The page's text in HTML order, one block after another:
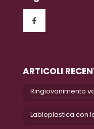
ARTICOLI
Ringiovanimento
Labioplastica con